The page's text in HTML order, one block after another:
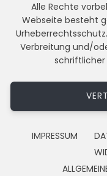
Alle Rechte
Webseite besteht
Verbreitung und/
schriftlicher
IMPRESSUM